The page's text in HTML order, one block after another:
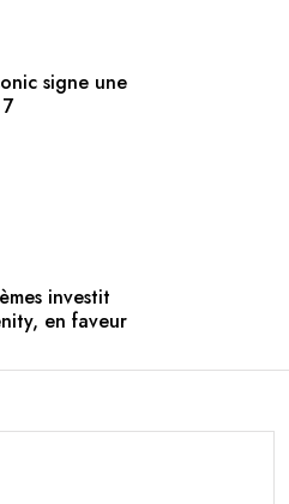
signe une
investit
en faveur